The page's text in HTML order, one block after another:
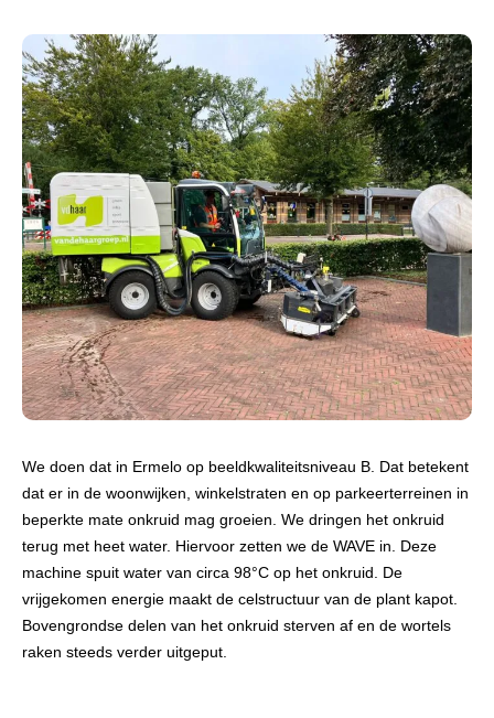
We doen dat in Ermelo op beeldkwaliteitsniveau B. Dat betekent
dat er in de woonwijken, winkelstraten en op parkeerterreinen in
beperkte mate onkruid mag groeien. We dringen het onkruid
terug met heet water. Hiervoor zetten we de WAVE in. Deze
machine spuit water van circa 98°C op het onkruid. De
vrijgekomen energie maakt de celstructuur van de plant kapot.
Bovengrondse delen van het onkruid sterven af en de wortels
raken steeds verder uitgeput.